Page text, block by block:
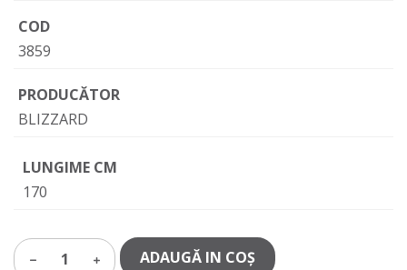
COD
3859
PRODUCĂTOR
BLIZZARD
LUNGIME CM
170
1 ADAUGĂ IN COŞ